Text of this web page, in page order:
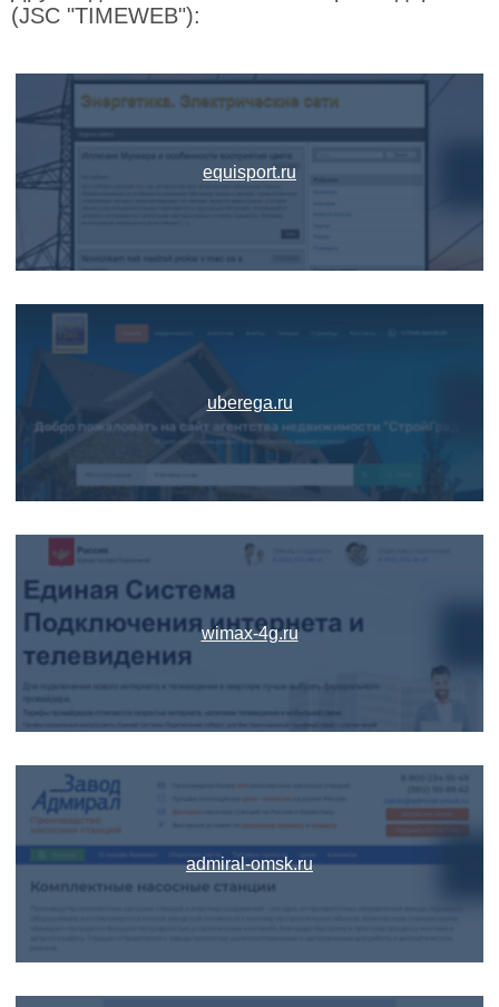
(JSC "TIMEWEB"):
equisport.ru
uberega.ru
wimax-4g.ru
admiral-omsk.ru